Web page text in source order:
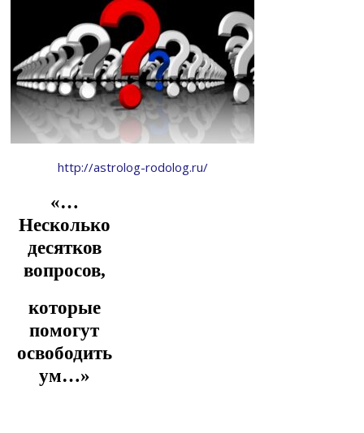
http://astrolog-rodolog.ru/
«…
Несколько
десятков
вопросов,
которые
помогут
освободить
ум…»